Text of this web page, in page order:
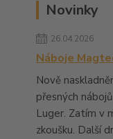
Novinky
26.04.2026
Náboje
Nově
přesných
Luger. Zatím v
zkoušku. Další